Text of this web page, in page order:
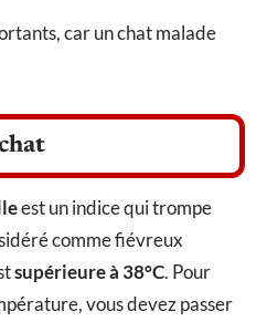
car un chat malade
est un indice qui trompe
comme fiévreux
supérieure à 38°C. Pour
vous devez passer